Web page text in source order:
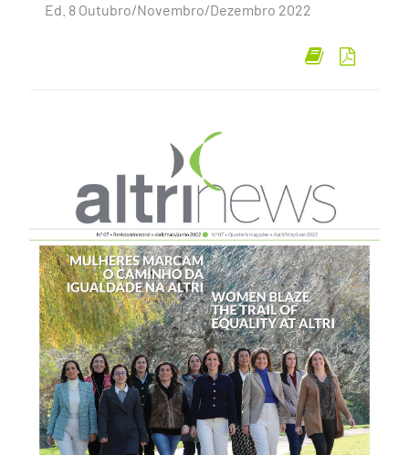
Ed. 8 Outubro/Novembro/Dezembro 2022